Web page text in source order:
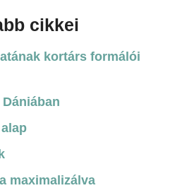
cikkei
kortárs formálói
maximalizálva